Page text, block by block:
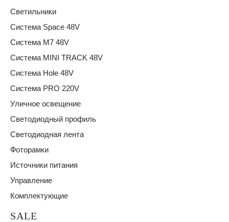
Светильники
Система Space 48V
Система M7 48V
Система MINI TRACK 48V
Система Hole 48V
Система PRO 220V
Уличное освещение
Светодиодный профиль
Светодиодная лента
Фоторамки
Источники питания
Управление
Комплектующие
SALE